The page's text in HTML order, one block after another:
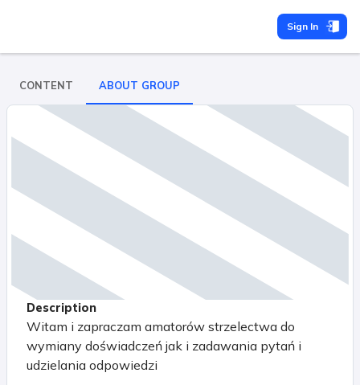
Sign In
CONTENT ABOUT GROUP
Description
Witam i zapraczam amatorów strzelectwa do
wymiany doświadczeń jak i zadawania pytań i
udzielania odpowiedzi